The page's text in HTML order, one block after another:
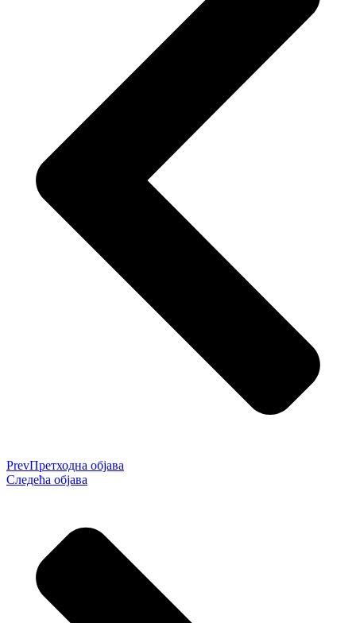
PrevПретходна објава
Следећа објава